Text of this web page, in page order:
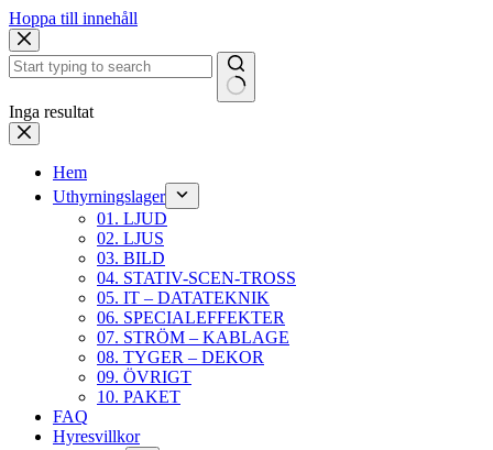
Hoppa till innehåll
Inga resultat
Hem
Uthyrningslager
01. LJUD
02. LJUS
03. BILD
04. STATIV-SCEN-TROSS
05. IT – DATATEKNIK
06. SPECIALEFFEKTER
07. STRÖM – KABLAGE
08. TYGER – DEKOR
09. ÖVRIGT
10. PAKET
FAQ
Hyresvillkor